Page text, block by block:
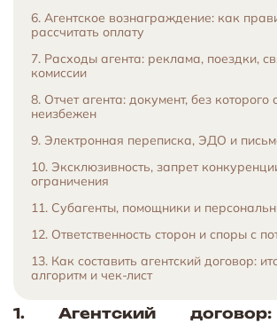
1. Агентский
6. Агентское вознаграждение: как
рассчитать оплату
7. Расходы агента: реклама, поездки,
комиссии
8. Отчет агента: документ, без которого
неизбежен
9. Электронная переписка, ЭДО и
10. Эксклюзивность, запрет
ограничения
11. Субагенты, помощники и
12. Ответственность сторон и споры с
13. Как составить агентский договор:
алгоритм и чек-лист